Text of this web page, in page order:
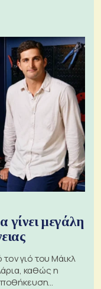
γίνει μεγάλη
γιό του Μάικλ
καθώς η